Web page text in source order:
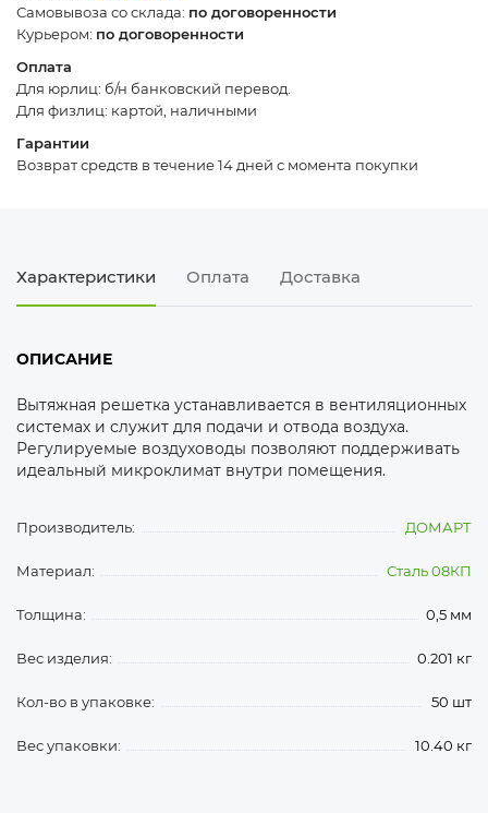
Самовывоза со склада: по договоренности
Курьером: по договоренности
Оплата
Для юрлиц: б/н банковский перевод.
Для физлиц: картой, наличными
Гарантии
Возврат средств в течение 14 дней с момента покупки
Характеристики Оплата Доставка
ОПИСАНИЕ
Вытяжная решетка устанавливается в вентиляционных
системах и служит для подачи и отвода воздуха.
Регулируемые воздуховоды позволяют поддерживать
идеальный микроклимат внутри помещения.
Производитель: ДОМАРТ
Материал: Сталь 08КП
Толщина: 0,5 мм
Вес изделия: 0.201 кг
Кол-во в упаковке: 50 шт
Вес упаковки: 10.40 кг